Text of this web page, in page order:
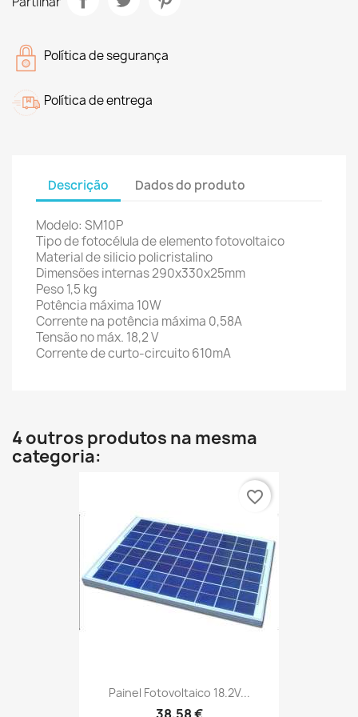
Política de segurança
Política de entrega
Descrição Dados do produto
Modelo: SM10P
Tipo de fotocélula de elemento fotovoltaico
Material de silicio policristalino
Dimensões internas 290x330x25mm
Peso 1,5 kg
Potência máxima 10W
Corrente na potência máxima 0,58A
Tensão no máx. 18,2 V
Corrente de curto-circuito 610mA
4 outros produtos na mesma
categoria:
Painel Fotovoltaico 18.2V...
favorite_border